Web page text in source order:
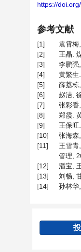
https://
参考文献
[1]
袁霄
[2]
王晶.
[3]
李鹏强
[4]
黄繁生
[5]
薛荔栋
[6]
赵洁,
[7]
张彩香
[8]
郑霞.
[9]
王保
[10]
张海森
[11]
王雪
管理,
[12]
潘宝,
[13]
刘畅,
[14]
孙林